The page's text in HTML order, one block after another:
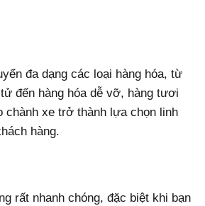
đa dạng các loại hàng hóa, từ
đến hàng hóa dễ vỡ, hàng tươi
chành xe trở thành lựa chọn linh
hàng.
rất nhanh chóng, đặc biệt khi bạn